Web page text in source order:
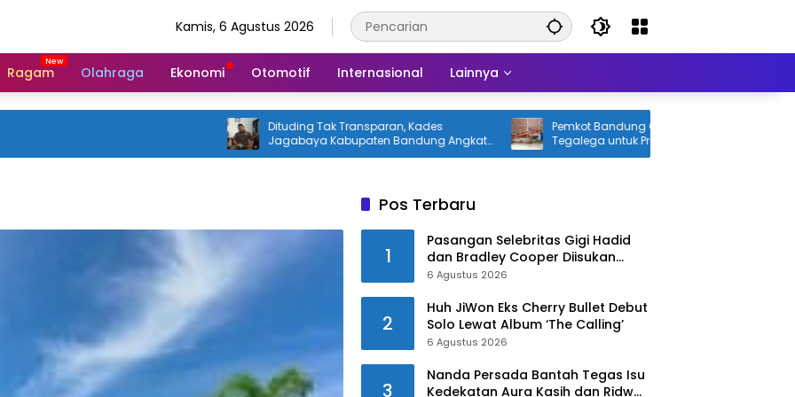
Kamis, 6 Agustus 2026
Ragam Olahraga Ekonomi Otomotif Internasional Lainnya
Dituding Tak Transparan, Kades
Jagabaya Kabupaten Bandung Angkat
Bicara
Pemkot Bandung Optimalkan TPST
Tegalega untuk Produksi Briket
Pos Terbaru
1
Pasangan Selebritas Gigi Hadid
dan Bradley Cooper Diisukan
Menikah di Paris
6 Agustus 2026
2
Huh JiWon Eks Cherry Bullet Debut
Solo Lewat Album ‘The Calling’
6 Agustus 2026
3
Nanda Persada Bantah Tegas Isu
Kedekatan Aura Kasih dan Ridwan